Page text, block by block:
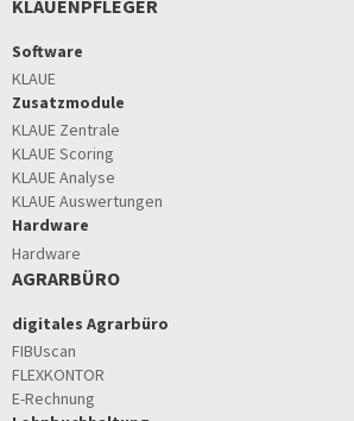
KLAUENPFLEGER
Software
KLAUE
Zusatzmodule
KLAUE Zentrale
KLAUE Scoring
KLAUE Analyse
KLAUE Auswertungen
Hardware
Hardware
AGRARBÜRO
digitales Agrarbüro
FIBUscan
FLEXKONTOR
E-Rechnung